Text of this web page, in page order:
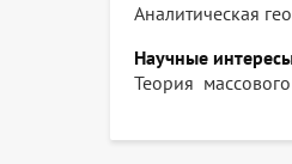
Аналитическая
Научные
Теория